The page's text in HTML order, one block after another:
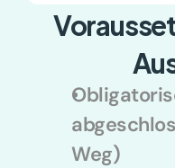
Weg)